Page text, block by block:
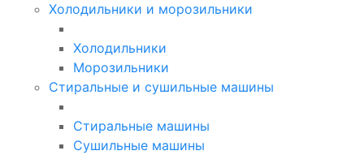
Холодильники и морозильники
Холодильники
Морозильники
Стиральные и сушильные машины
Стиральные машины
Сушильные машины